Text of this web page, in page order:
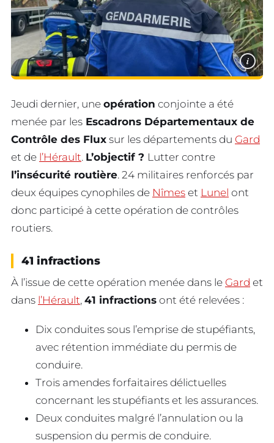
i
Jeudi dernier, une opération conjointe a été
menée par les Escadrons Départementaux de
Contrôle des Flux sur les départements du Gard
et de l’Hérault. L’objectif ? Lutter contre
l’insécurité routière. 24 militaires renforcés par
deux équipes cynophiles de Nîmes et Lunel ont
donc participé à cette opération de contrôles
routiers.
41 infractions
À l’issue de cette opération menée dans le Gard et
dans l’Hérault, 41 infractions ont été relevées :
Dix conduites sous l’emprise de stupéfiants,
avec rétention immédiate du permis de
conduire.
Trois amendes forfaitaires délictuelles
concernant les stupéfiants et les assurances.
Deux conduites malgré l’annulation ou la
suspension du permis de conduire.